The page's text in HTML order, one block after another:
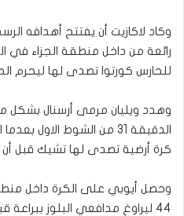
وكاد لاكازيت أن يفتتح أهدافه
للحارس كورتوا تصدى لها ليحرم
وهدد ويليان مرمى أرسنال بشكل
الدقيقة 31 من الشوط
كرة أرضية تصدى لها تشيك قبل
وحصل أيوبي على الكرة داخل
44 ليراوغ مدافعي البلوز